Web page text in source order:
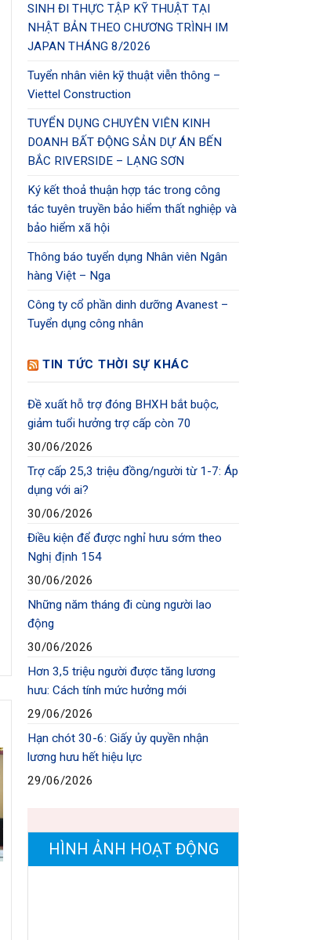
SINH ĐI THỰC TẬP KỸ THUẬT TẠI
NHẬT BẢN THEO CHƯƠNG TRÌNH IM
JAPAN THÁNG 8/2026
Tuyển nhân viên kỹ thuật viễn thông –
Viettel Construction
TUYỂN DỤNG CHUYÊN VIÊN KINH
DOANH BẤT ĐỘNG SẢN DỰ ÁN BẾN
BẮC RIVERSIDE – LẠNG SƠN
Ký kết thoả thuận hợp tác trong công
tác tuyên truyền bảo hiểm thất nghiệp và
bảo hiểm xã hội
Thông báo tuyển dụng Nhân viên Ngân
hàng Việt – Nga
Công ty cổ phần dinh dưỡng Avanest –
Tuyển dụng công nhân
TIN TỨC THỜI SỰ KHÁC
Đề xuất hỗ trợ đóng BHXH bắt buộc,
giảm tuổi hưởng trợ cấp còn 70
30/06/2026
Trợ cấp 25,3 triệu đồng/người từ 1-7: Áp
dụng với ai?
30/06/2026
Điều kiện để được nghỉ hưu sớm theo
Nghị định 154
30/06/2026
Những năm tháng đi cùng người lao
động
30/06/2026
Hơn 3,5 triệu người được tăng lương
hưu: Cách tính mức hưởng mới
29/06/2026
Hạn chót 30-6: Giấy ủy quyền nhận
lương hưu hết hiệu lực
29/06/2026
HÌNH ẢNH HOẠT ĐỘNG